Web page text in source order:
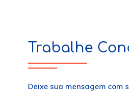
Trabalhe
Deixe sua mensagem com